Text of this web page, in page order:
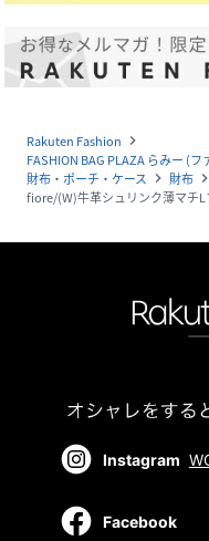
Rakuten Fashion navigate_next
FASHION BAG PLAZA らみー (
財布・ポーチ・ケース navigate_next 財布 navigate_next
fiore/(W)牛革シュリンク薄マチ
Instagram
Facebook